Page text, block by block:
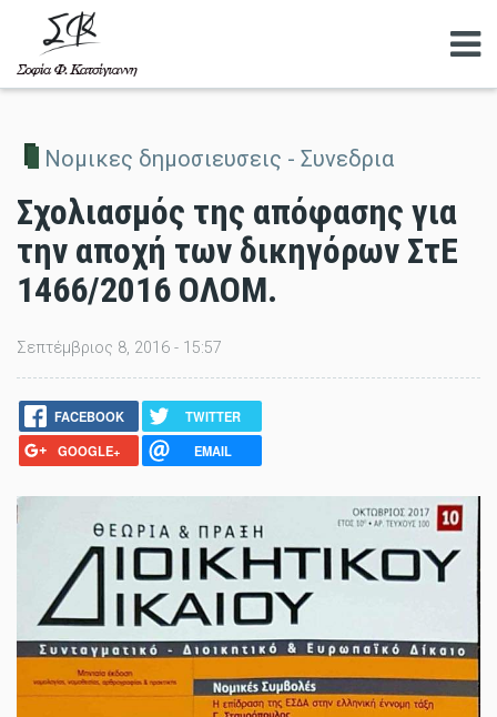
Νομικες δημοσιευσεις - Συνεδρια
Σχολιασμός της απόφασης για
την αποχή των δικηγόρων ΣτΕ
1466/2016 ΟΛΟΜ.
Σεπτέμβριος 8, 2016 - 15:57
FACEBOOK
TWITTER
GOOGLE+
EMAIL